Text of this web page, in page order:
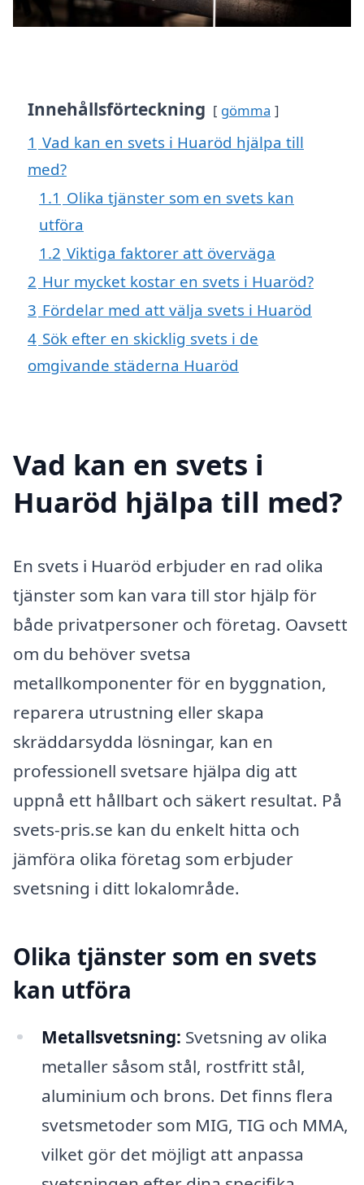
Innehållsförteckning gömma
1 Vad kan en svets i Huaröd hjälpa till
med?
1.1 Olika tjänster som en svets kan
utföra
1.2 Viktiga faktorer att överväga
2 Hur mycket kostar en svets i Huaröd?
3 Fördelar med att välja svets i Huaröd
4 Sök efter en skicklig svets i de
omgivande städerna Huaröd
Vad kan en svets i
Huaröd hjälpa till med?
En svets i Huaröd erbjuder en rad olika
tjänster som kan vara till stor hjälp för
både privatpersoner och företag. Oavsett
om du behöver svetsa
metallkomponenter för en byggnation,
reparera utrustning eller skapa
skräddarsydda lösningar, kan en
professionell svetsare hjälpa dig att
uppnå ett hållbart och säkert resultat. På
svets-pris.se kan du enkelt hitta och
jämföra olika företag som erbjuder
svetsning i ditt lokalområde.
Olika tjänster som en svets
kan utföra
Metallsvetsning: Svetsning av olika
metaller såsom stål, rostfritt stål,
aluminium och brons. Det finns flera
svetsmetoder som MIG, TIG och MMA,
vilket gör det möjligt att anpassa